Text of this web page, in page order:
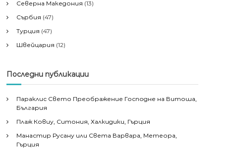
Северна Македония (13)
Сърбия (47)
Турция (47)
Швейцария (12)
Последни публикации
Параклис Свето Преображение Господне на Витоша,
България
Плаж Ковиу, Ситония, Халкидики, Гърция
Манастир Русану или Света Варвара, Метеора,
Гърция